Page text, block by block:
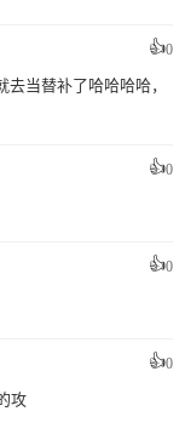
👍0
当替补了哈哈哈哈，
👍0
👍0
👍0
攻